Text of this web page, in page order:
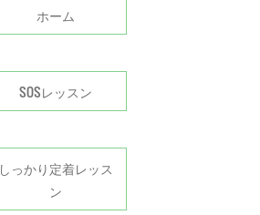
ホーム
SOSレッスン
しっかり定着レッス
ン